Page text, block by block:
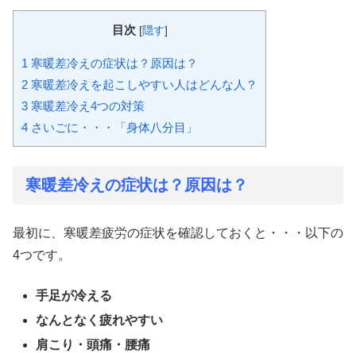
目次 [隠す]
1 寒暖差冷えの症状は？原因は？
2 寒暖差冷えを起こしやすい人はどんな人？
3 寒暖差冷え4つの対策
4 さいごに・・・「身体八分目」
寒暖差冷えの症状は？原因は？
最初に、寒暖差疲労の症状を確認しておくと・・・以下の
4つです。
手足が冷える
なんとなく疲れやすい
肩こり・頭痛・腰痛